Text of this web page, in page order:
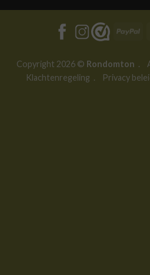
Copyright 2026 © Rondomton .
Klachtenregeling . Privacy